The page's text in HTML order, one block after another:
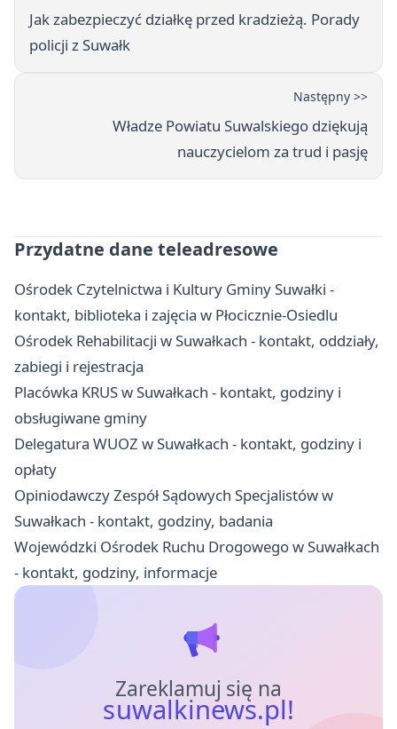
Jak zabezpieczyć działkę przed kradzieżą. Porady
policji z Suwałk
Następny >>
Władze Powiatu Suwalskiego dziękują
nauczycielom za trud i pasję
Przydatne dane teleadresowe
Ośrodek Czytelnictwa i Kultury Gminy Suwałki -
kontakt, biblioteka i zajęcia w Płocicznie-Osiedlu
Ośrodek Rehabilitacji w Suwałkach - kontakt, oddziały,
zabiegi i rejestracja
Placówka KRUS w Suwałkach - kontakt, godziny i
obsługiwane gminy
Delegatura WUOZ w Suwałkach - kontakt, godziny i
opłaty
Opiniodawczy Zespół Sądowych Specjalistów w
Suwałkach - kontakt, godziny, badania
Wojewódzki Ośrodek Ruchu Drogowego w Suwałkach
- kontakt, godziny, informacje
Zareklamuj się na
suwalkinews.pl!